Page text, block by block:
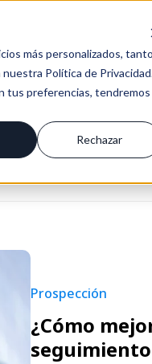
más personalizados,
Política de
tus preferencias, tendremos
Rechazar
Prospección
¿Cómo